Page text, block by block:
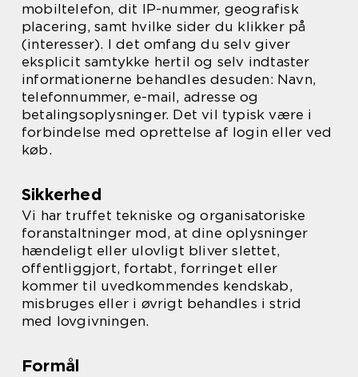
mobiltelefon, dit IP-nummer, geografisk
placering, samt hvilke sider du klikker på
(interesser). I det omfang du selv giver
eksplicit samtykke hertil og selv indtaster
informationerne behandles desuden: Navn,
telefonnummer, e-mail, adresse og
betalingsoplysninger. Det vil typisk være i
forbindelse med oprettelse af login eller ved
køb.
Sikkerhed
Vi har truffet tekniske og organisatoriske
foranstaltninger mod, at dine oplysninger
hændeligt eller ulovligt bliver slettet,
offentliggjort, fortabt, forringet eller
kommer til uvedkommendes kendskab,
misbruges eller i øvrigt behandles i strid
med lovgivningen.
Formål